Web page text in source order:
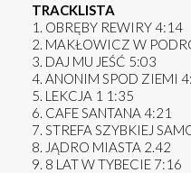
TRACKLISTA
1. OBRĘBY REWIRY 4:14
2. MAKŁOWICZ W
3. DAJ MU JEŚĆ 5:03
4. ANONIM SPOD ZIEMI
5. LEKCJA 1 1:35
6. CAFE SANTANA 4:21
7. STREFA SZYBKIEJ
8. JĄDRO MIASTA 2.42
9. 8 LAT W TYBECIE 7:16